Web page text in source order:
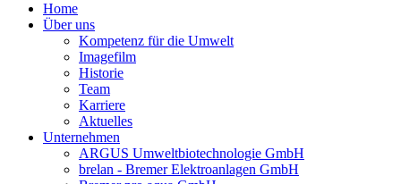
Home
Über uns
Kompetenz für die Umwelt
Imagefilm
Historie
Team
Karriere
Aktuelles
Unternehmen
ARGUS Umweltbiotechnologie GmbH
brelan - Bremer Elektroanlagen GmbH